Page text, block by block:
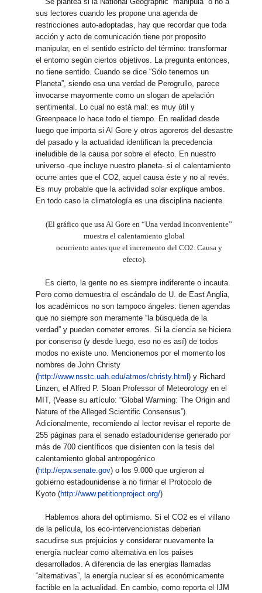
sus lectores cuando les propone una agenda de
restricciones auto-adoptadas, hay que recordar que toda
acción y acto de comunicación tiene por proposito
manipular, en el sentido estrícto del término: transformar
el entorno según ciertos objetivos. La pregunta entonces,
no tiene sentido. Cuando se dice “Sólo tenemos un
Planeta”, siendo esa una verdad de Perogrullo, parece
invocarse mayormente como un slogan de apelación
sentimental. Lo cual no está mal: es muy útil y
Greenpeace lo hace todo el tiempo. En realidad desde
luego que importa si Al Gore y otros agoreros del desastre
del pasado y la actualidad identifican la precedencia
ineludible de la causa por sobre el efecto. En nuestro
universo -que incluye nuestro planeta- si el calentamiento
ocurre antes que el CO2, aquel causa éste y no al revés.
Es muy probable que la actividad solar explique ambos.
En todo caso la climatología es una disciplina naciente.
(El gráfico que usa Al Gore en “Una verdad inconveniente”
muestra el calentamiento global
ocurriento antes que el incremento del CO2. Causa y
efecto).
Es cierto, la gente no es siempre indiferente o incauta.
Pero como demuestra el escándalo de U. de East Anglia,
los académicos no son tampoco ángeles: tienen agendas
que no siempre son meramente “la búsqueda de la
verdad” y pueden cometer errores. Si la ciencia se hiciera
por consenso (y desde luego, eso no es así) de todos
modos no existe uno. Mencionemos por el momento los
nombres de John Christy
(http://www.nsstc.uah.edu/atmos/christy.html) y Richard
Linzen, el Alfred P. Sloan Professor of Meteorology en el
MIT, (Vease su artículo: “Global Warming: The Origin and
Nature of the Alleged Scientific Consensus”).
Adicionalmente, recomiendo al lector revisar el reporte de
255 páginas para el senado estadounidense generado por
más de 700 científicos que disienten con la tesis del
calentamiento global antropogénico
(http://epw.senate.gov) o los 9.000 que urgieron al
gobierno estadounidense a no firmar el Protocolo de
Kyoto (http://www.petitionproject.org/)
Hablemos ahora del optimismo. Si el CO2 es el villano
de la película, los eco-intervencionistas deberian
sacudirse sus prejuicios y considerar nuevamente la
energía nuclear como alternativa en los paises
desarrollados. A diferencia de las energias llamadas
“alternativas”, la energía nuclear sí es económicamente
factible en la actualidad. En cambio, como reporta el IJM